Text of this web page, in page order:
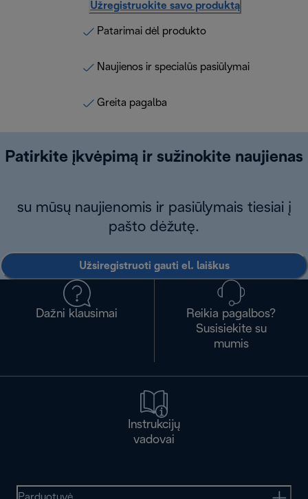
Užregistruokite savo produktą
Patarimai dėl produkto
Naujienos ir specialūs pasiūlymai
Greita pagalba
Patirkite įkvėpimą ir sužinokite naujienas
su mūsų naujienomis ir pasiūlymais tiesiai į
pašto dėžutę.
Užsiregistruoti gauti el. laiškus
Dažni klausimai
Reikia pagalbos?
Susisiekite su
mumis
Instrukcijų
vadovai